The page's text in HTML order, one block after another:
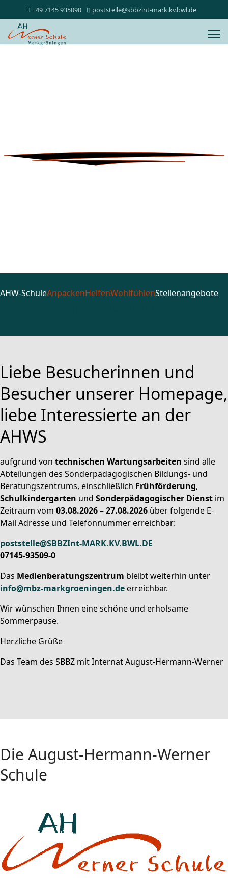
+49 7145 935090 poststelle@sbbzint-mark.kv.bwl.de
AHW-SchuleAnpackenHelfenWohlfühlenStellenangebote
Liebe Besucherinnen und
Besucher unserer Homepage,
liebe Interessierte an der
AHWS
aufgrund von technischen Wartungsarbeiten sind alle
Abteilungen des Sonderpädagogischen Bildungs- und
Beratungszentrums, einschließlich Frühförderung,
Schulkindergarten und Sonderpädagogischer Dienst im
Zeitraum vom 03.08.2026 – 27.08.2026 über folgende E-
Mail Adresse und Telefonnummer erreichbar:
poststelle@SBBZInt-MARK.KV.BWL.DE
07145-93509-0
Das Medienberatungszentrum bleibt weiterhin unter
info@mbz-markgroeningen.de erreichbar.
Wir wünschen Ihnen eine schöne und erholsame
Sommerpause.
Herzliche Grüße
Das Team des SBBZ mit Internat August-Hermann-Werner
Die August-Hermann-Werner
Schule